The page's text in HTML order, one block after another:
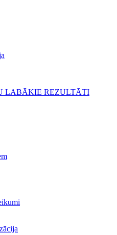
LABĀKIE REZULTĀTI